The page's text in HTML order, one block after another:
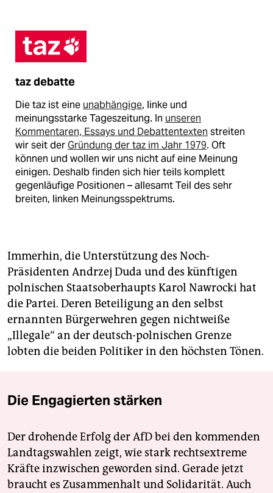
taz debatte
Die taz ist eine unabhängige, linke und
meinungsstarke Tageszeitung. In unseren
Kommentaren, Essays und Debattentexten streiten
wir seit derGründung der taz im Jahr 1979. Oft
können und wollen wir uns nicht auf eine Meinung
einigen. Deshalb finden sich hier teils komplett
gegenläufige Positionen – allesamt Teil des sehr
breiten, linken Meinungsspektrums.
Immerhin, die Unterstützung des Noch-
Präsidenten Andrzej Duda und des künftigen
polnischen Staatsoberhaupts Karol Nawrocki hat
die Partei. Deren Beteiligung an den selbst
ernannten Bürgerwehren gegen nichtweiße
„Illegale“ an der deutsch-polnischen Grenze
lobten die beiden Politiker in den höchsten Tönen.
Die Engagierten stärken
Der drohende Erfolg der AfD bei den kommenden
Landtagswahlen zeigt, wie stark rechtsextreme
Kräfte inzwischen geworden sind. Gerade jetzt
braucht es Zusammenhalt und Solidarität. Auch